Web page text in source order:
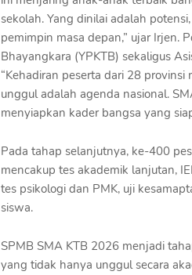
sekolah. Yang dinilai adalah
pemimpin masa depan,” ujar Irjen.
Bhayangkara (YPKTB) sekaligus
“Kehadiran peserta dari 28
unggul adalah agenda nasional.
menyiapkan kader bangsa yang
Pada tahap selanjutnya, ke-400
mencakup tes akademik lanjutan,
tes psikologi dan PMK, uji
siswa.
SPMB SMA KTB 2026 menjadi
yang tidak hanya unggul secara